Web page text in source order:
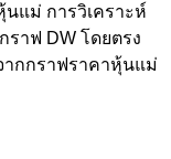
นแม่ การวิเคราะห์
ราฟ DW โดยตรง
ากกราฟราคาหุ้นแม่